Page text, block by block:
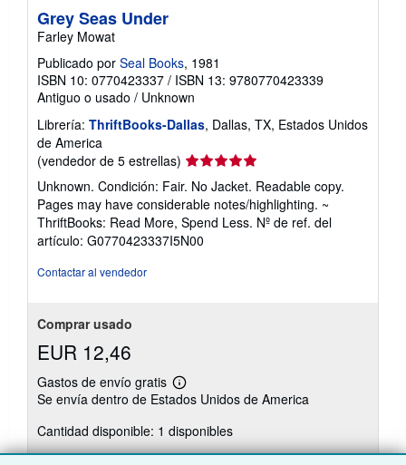
Grey Seas Under
Farley Mowat
Publicado por Seal Books, 1981
ISBN 10: 0770423337 / ISBN 13: 9780770423339
Antiguo o usado / Unknown
Librería: ThriftBooks-Dallas, Dallas, TX, Estados Unidos
de America
(vendedor de 5 estrellas) Calificación
del
vendedor:
5
de
5
Unknown. Condición: Fair. No Jacket. Readable copy.
Pages may have considerable notes/highlighting. ~
ThriftBooks: Read More, Spend Less. Nº de ref. del
artículo: G0770423337I5N00
Contactar al vendedor
Comprar usado
EUR 12,46
Gastos de envío gratis
Más
información
las
tarifas
de
Se envía dentro de Estados Unidos de America
Cantidad disponible: 1 disponibles